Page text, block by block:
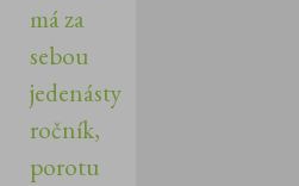
má za
sebou
jedenásty
ročník,
porotu